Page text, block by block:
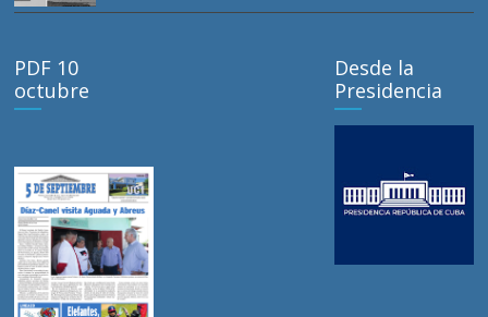
PDF 10
octubre
Desde la
Presidencia